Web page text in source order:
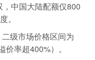
，中国大陆配额仅800
。
级市场价格区间为
价率超400%）。